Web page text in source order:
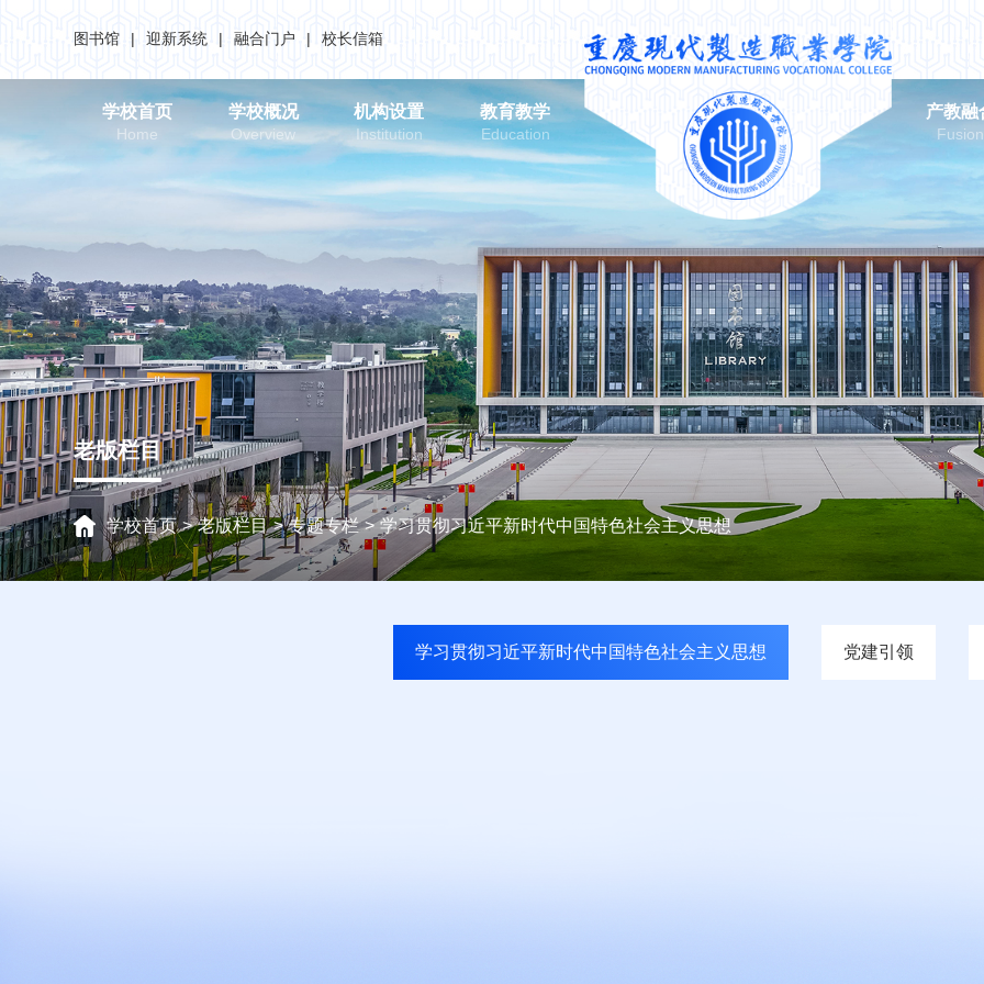
图书馆 | 迎新系统 | 融合门户 | 校长信箱
学校首页
Home
学校概况
Overview
机构设置
Institution
教育教学
Education
产教融
Fusion
老版栏目
学校首页 > 老版栏目 > 专题专栏 > 学习贯彻习近平新时代中国特色社会主义思想
学习贯彻习近平新时代中国特色社会主义思想 党建引领